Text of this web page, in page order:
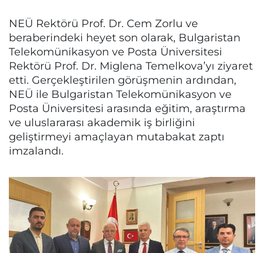
NEÜ Rektörü Prof. Dr. Cem Zorlu ve
beraberindeki heyet son olarak, Bulgaristan
Telekomünikasyon ve Posta Üniversitesi
Rektörü Prof. Dr. Miglena Temelkova’yı ziyaret
etti. Gerçekleştirilen görüşmenin ardından,
NEÜ ile Bulgaristan Telekomünikasyon ve
Posta Üniversitesi arasında eğitim, araştırma
ve uluslararası akademik iş birliğini
geliştirmeyi amaçlayan mutabakat zaptı
imzalandı.